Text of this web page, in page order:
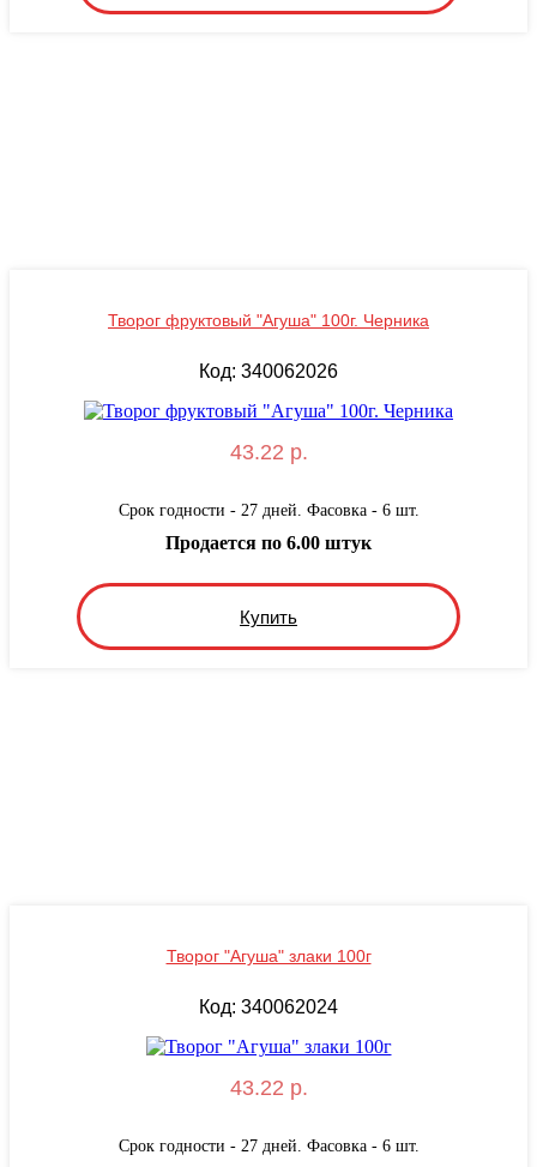
Творог фруктовый "Агуша" 100г. Черника
Код: 340062026
43.22 р.
Срок годности - 27 дней. Фасовка - 6 шт.
Купить
Продается по 6.00 штук
Творог "Агуша" злаки 100г
Код: 340062024
43.22 р.
Срок годности - 27 дней. Фасовка - 6 шт.